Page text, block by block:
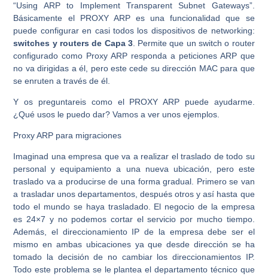
“Using ARP to Implement Transparent Subnet Gateways”.
Básicamente el PROXY ARP es una funcionalidad que se
puede configurar en casi todos los dispositivos de networking:
switches y routers de Capa 3. Permite que un switch o router
configurado como Proxy ARP responda a peticiones ARP que
no va dirigidas a él, pero este cede su dirección MAC para que
se enruten a través de él.
Y os preguntareis como el PROXY ARP puede ayudarme.
¿Qué usos le puedo dar? Vamos a ver unos ejemplos.
Proxy ARP para migraciones
Imaginad una empresa que va a realizar el traslado de todo su
personal y equipamiento a una nueva ubicación, pero este
traslado va a producirse de una forma gradual. Primero se van
a trasladar unos departamentos, después otros y así hasta que
todo el mundo se haya trasladado. El negocio de la empresa
es 24×7 y no podemos cortar el servicio por mucho tiempo.
Además, el direccionamiento IP de la empresa debe ser el
mismo en ambas ubicaciones ya que desde dirección se ha
tomado la decisión de no cambiar los direccionamientos IP.
Todo este problema se le plantea el departamento técnico que